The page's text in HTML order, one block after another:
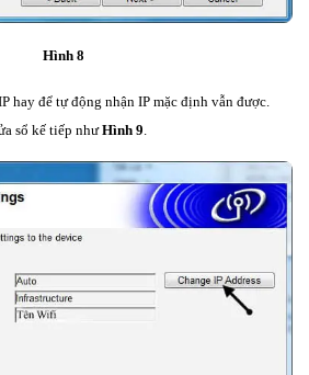
Hình 8
hay để tự động nhận IP mặc định vẫn được.
sổ kế tiếp nhưHình 9.